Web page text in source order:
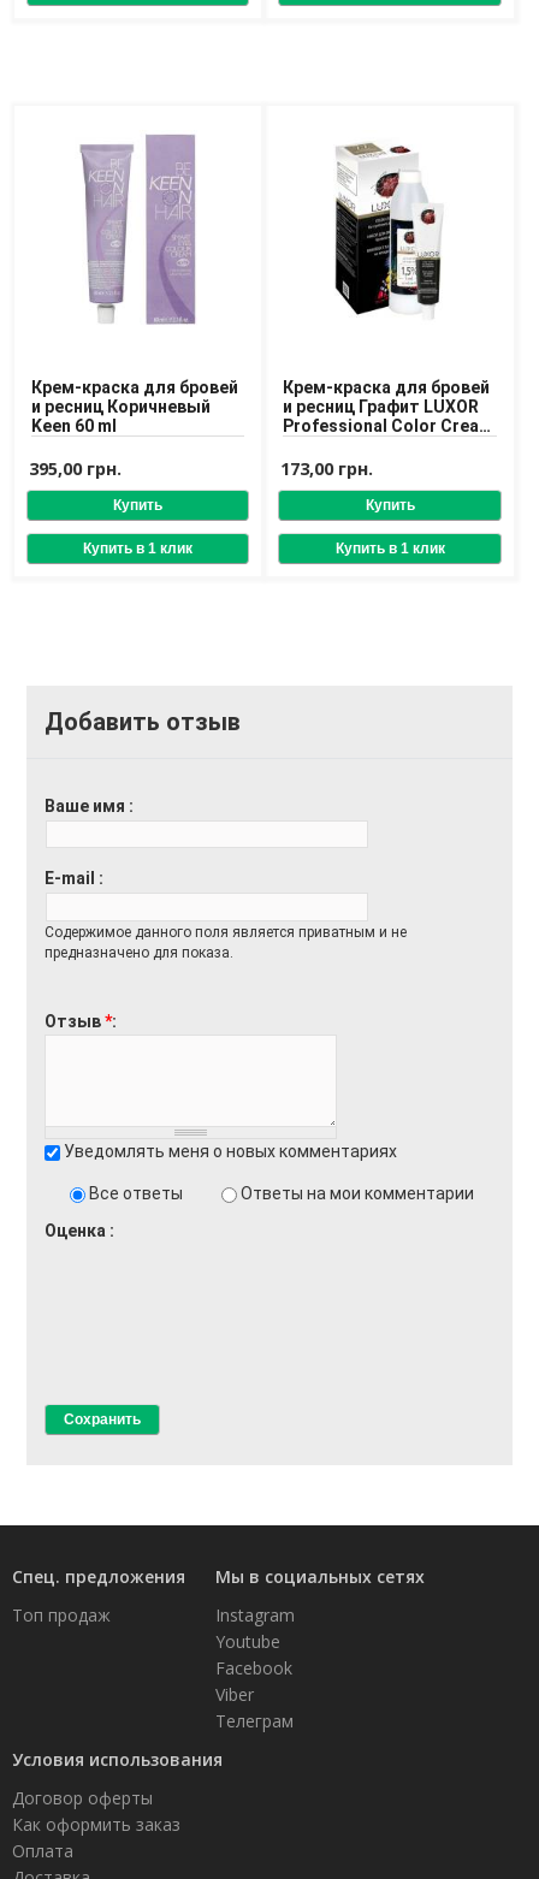
Крем-краска для бровей
и ресниц Коричневый
Keen 60 ml
395,00 грн.
Крем-краска для бровей
и ресниц Графит LUXOR
Professional Color Cream
Eyelashes
173,00 грн.
Добавить отзыв
Ваше имя
E-mail
Содержимое данного поля является приватным и не
предназначено для показа.
Отзыв*
Уведомлять меня о новых комментариях
Все ответы
Ответы на мои комментарии
Оценка
Спец. предложения
Топ продаж
Мы в социальных сетях
Instagram
Youtube
Facebook
Viber
Телеграм
Условия использования
Договор оферты
Как оформить заказ
Оплата